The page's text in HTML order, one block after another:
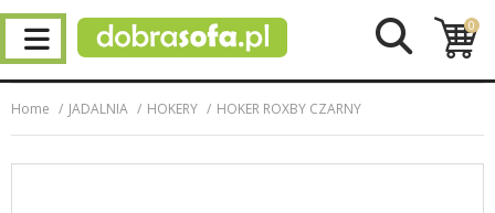
0
Home JADALNIA HOKERY HOKER ROXBY CZARNY